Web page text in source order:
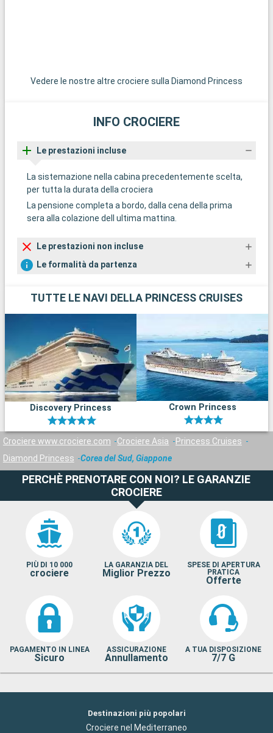
Vedere le nostre altre crociere sulla Diamond Princess
INFO CROCIERE
Le prestazioni incluse
La sistemazione nella cabina precedentemente scelta,
per tutta la durata della crociera
La pensione completa a bordo, dalla cena della prima
sera alla colazione dell ultima mattina.
Le prestazioni non incluse
Le formalità da partenza
TUTTE LE NAVI DELLA PRINCESS CRUISES
Discovery Princess Crown Princess
Crociere www.crociere.com Crociere Asia
Princess Cruises
Diamond Princess
Corea del Sud, Giappone
PERCHÈ PRENOTARE CON NOI? LE GARANZIE
CROCIERE
PIÙ DI 10 000
crociere
LA GARANZIA DEL
Miglior Prezzo
SPESE DI APERTURA
PRATICA
Offerte
PAGAMENTO IN LINEA
Sicuro
ASSICURAZIONE
Annullamento
A TUA DISPOSIZIONE
7/7 G
Destinazioni più popolari
Crociere nel Mediterraneo